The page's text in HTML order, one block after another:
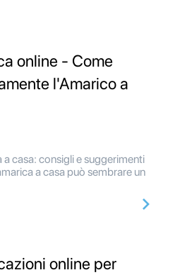
online - Come
l'Amarico a
casa: consigli e suggerimenti
a casa può sembrare un
online per